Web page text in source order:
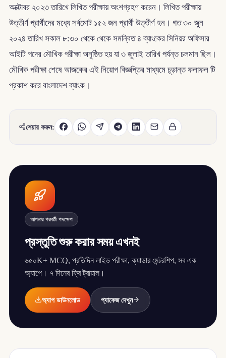
অক্টোবর ২০২৩ তারিখে লিখিত পরীক্ষায় অংশগ্রহণ করেন। লিখিত পরীক্ষায়
উত্তীর্ণ প্রার্থীদের মধ্যে সর্বমোট ১৫২ জন প্রার্থী উত্তীর্ণ হন। গত ৩০ জুন
২০২৪ তারিখ সকাল ৮:৩০ থেকে থেকে সমন্বিত ৪ ব্যাংকের সিনিয়র অফিসার
আইটি পদের মৌখিক পরীক্ষা অনুষ্ঠিত হয় যা ৩ জুলাই তারিখ পর্যন্ত চলমান ছিল।
মৌখিক পরীক্ষা শেষে আজকের এই নিয়োগ বিজ্ঞপ্তির মাধ্যমে চূড়ান্ত ফলাফল টি
প্রকাশ করে বাংলাদেশ ব্যাংক।
শেয়ার করুন:
আপনার পরবর্তী পদক্ষেপ
প্রস্তুতি শুরু করার সময় এখনই
৬৫০K+ MCQ, প্রতিদিন লাইভ পরীক্ষা, ক্যাডার মেন্টরশিপ, সব এক
অ্যাপে। ৭ দিনের ফ্রি ট্রায়াল।
অ্যাপ ডাউনলোড প্যাকেজ দেখুন